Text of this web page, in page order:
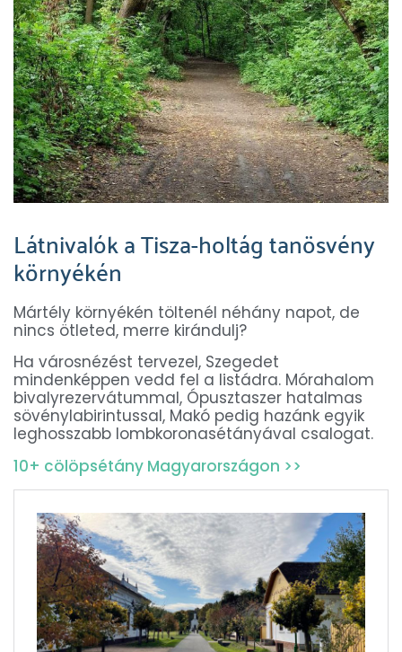
Látnivalók a Tisza-holtág tanösvény
környékén
Mártély környékén töltenél néhány napot, de
nincs ötleted, merre kirándulj?
Ha városnézést tervezel, Szegedet
mindenképpen vedd fel a listádra. Mórahalom
bivalyrezervátummal, Ópusztaszer hatalmas
sövénylabirintussal, Makó pedig hazánk egyik
leghosszabb lombkoronasétányával csalogat.
10+ cölöpsétány Magyarországon >>